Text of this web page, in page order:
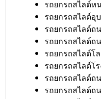
รถยกรถสไลด์ห
รถยกรถสไลด์อุ
รถยกรถสไลด์ถ
รถยกรถสไลด์ถ
รถยกรถสไลด์โ
รถยกรถสไลด์โ
รถยกรถสไลด์ถ
รถยกรถสไลด์ถ